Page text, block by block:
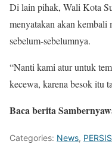
Di lain pihak, Wali Kota
menyatakan akan kembali
sebelum-sebelumnya.
“Nanti kami atur untuk
kecewa, karena besok itu
Baca berita
Categories: News,